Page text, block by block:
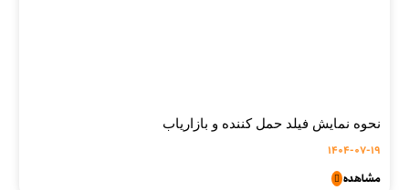
نحوه نمایش فیلد حمل کننده و بازاریاب
1404-07-19
مشاهده